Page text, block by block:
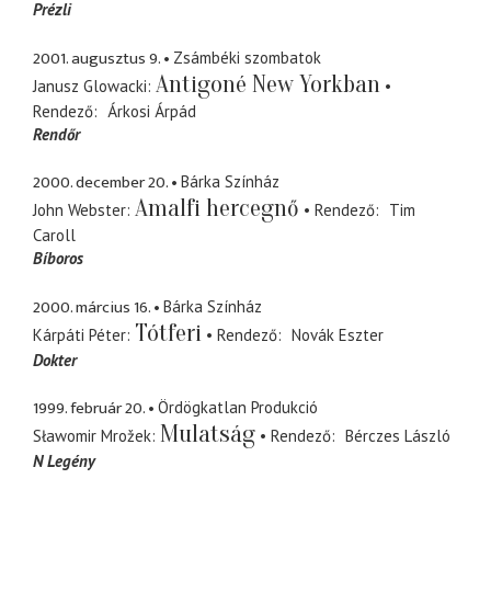
Prézli
2001. augusztus 9.
Zsámbéki szombatok
Janusz Glowacki Antigoné New Yorkban
Rendező
Árkosi Árpád
Rendőr
2000. december 20.
Bárka Színház
John Webster Amalfi hercegnő Rendező
Tim
Caroll
Bíboros
2000. március 16.
Bárka Színház
Kárpáti Péter Tótferi Rendező
Novák Eszter
Dokter
1999. február 20.
Ördögkatlan Produkció
Sławomir Mrožek Mulatság Rendező
Bérczes László
N Legény